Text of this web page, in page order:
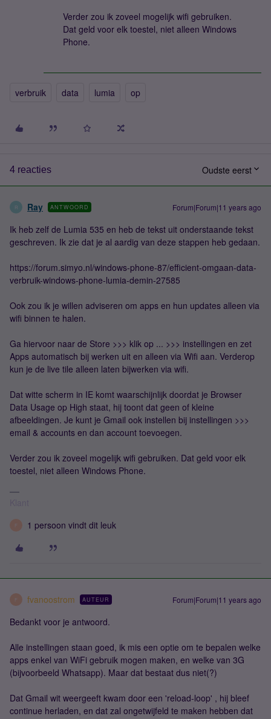
Verder zou ik zoveel mogelijk wifi gebruiken.
Dat geld voor elk toestel, niet alleen Windows
Phone.
verbruik data lumia op
4 reacties Oudste eerst
R Ray ANTWOORD Forum|Forum|11 years ago
Ik heb zelf de Lumia 535 en heb de tekst uit onderstaande tekst
geschreven. Ik zie dat je al aardig van deze stappen heb gedaan.
https://forum.simyo.nl/windows-phone-87/efficient-omgaan-data-
verbruik-windows-phone-lumia-demin-27585
Ook zou ik je willen adviseren om apps en hun updates alleen via
wifi binnen te halen.
Ga hiervoor naar de Store >>> klik op ... >>> instellingen en zet
Apps automatisch bij werken uit en alleen via Wifi aan. Verderop
kun je de live tile alleen laten bijwerken via wifi.
Dat witte scherm in IE komt waarschijnlijk doordat je Browser
Data Usage op High staat, hij toont dat geen of kleine
afbeeldingen. Je kunt je Gmail ook instellen bij instellingen >>>
email & accounts en dan account toevoegen.
Verder zou ik zoveel mogelijk wifi gebruiken. Dat geld voor elk
toestel, niet alleen Windows Phone.
F 1 persoon vindt dit leuk
F fvanoostrom AUTEUR Forum|Forum|11 years ago
Bedankt voor je antwoord.
Alle instellingen staan goed, ik mis een optie om te bepalen welke
apps enkel van WiFi gebruik mogen maken, en welke van 3G
(bijvoorbeeld Whatsapp). Maar dat bestaat dus niet(?)
Dat Gmail wit weergeeft kwam door een 'reload-loop' , hij bleef
continue herladen, en dat zal ongetwijfeld te maken hebben dat